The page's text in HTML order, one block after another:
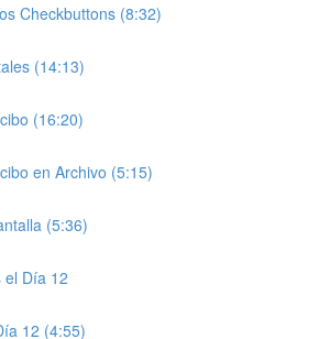
Checkbuttons (8:32)
(14:13)
(16:20)
en Archivo (5:15)
(5:36)
el Día 12
12 (4:55)